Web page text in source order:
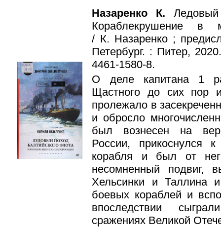
Назаренко К.
Кораблекрушение
/ К. Назаренко ;
Петербург. : Питер,
4461-1580-8.
О деле капитана 1
Щастного до сих пор
пролежало в
и обросло
был вознесен на
России, прикоснулся к
корабля и был от
несомненный подвиг,
Хельсинки и Таллина
боевых кораблей и
впо­следствии
сражениях Великой